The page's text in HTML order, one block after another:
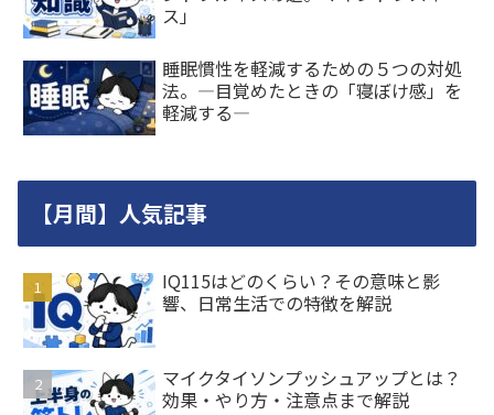
ス」
睡眠慣性を軽減するための５つの対処
法。―目覚めたときの「寝ぼけ感」を
軽減する―
【月間】人気記事
IQ115はどのくらい？その意味と影
響、日常生活での特徴を解説
マイクタイソンプッシュアップとは？
効果・やり方・注意点まで解説